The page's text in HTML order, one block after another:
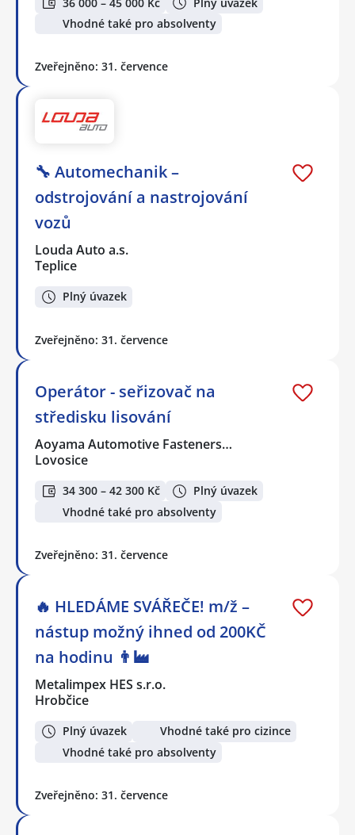
Vhodné také pro absolventy
Zveřejněno: 31. července
🔧 Automechanik –
odstrojování a nastrojování
vozů
Louda Auto a.s.
Teplice
Plný úvazek
Zveřejněno: 31. července
Operátor - seřizovač na
středisku lisování
Aoyama Automotive Fasteners…
Lovosice
34 300 – 42 300 Kč
Plný úvazek
Vhodné také pro absolventy
Zveřejněno: 31. července
🔥 HLEDÁME SVÁŘEČE! m/ž –
nástup možný ihned od 200KČ
na hodinu 👨‍🏭
Metalimpex HES s.r.o.
Hrobčice
Plný úvazek
Vhodné také pro cizince
Vhodné také pro absolventy
Zveřejněno: 31. července